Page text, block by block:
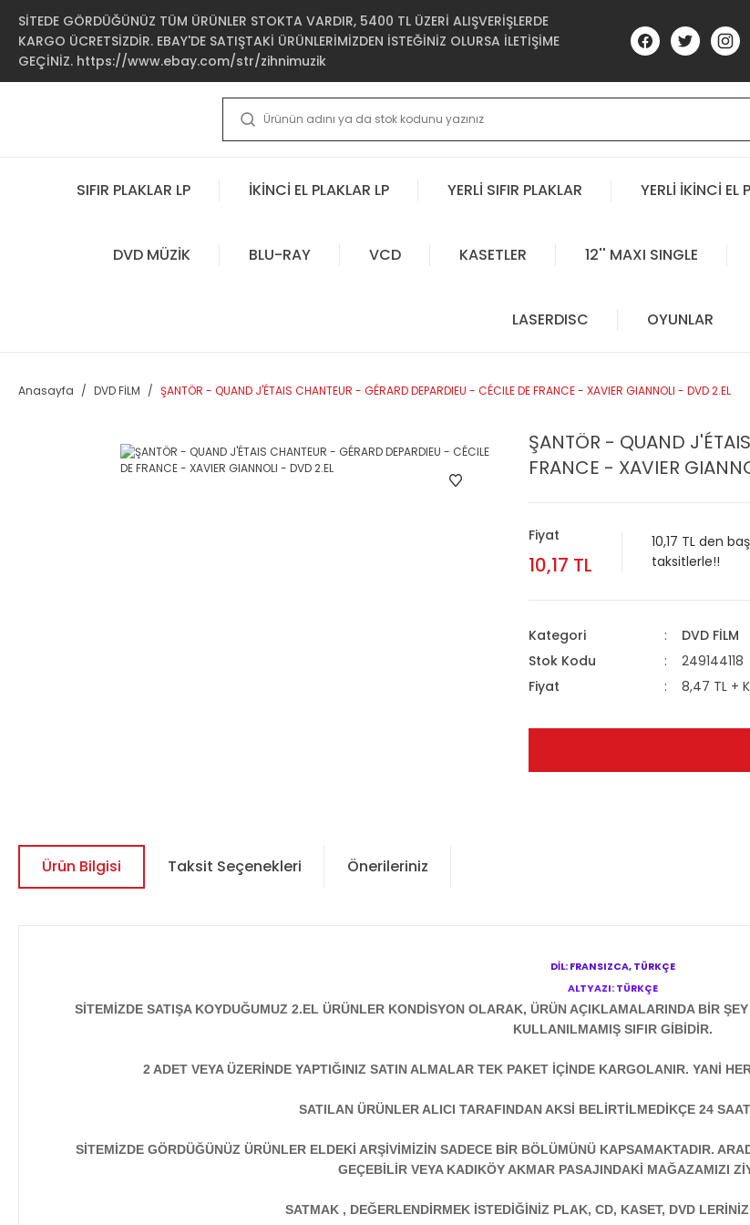
SİTEDE GÖRDÜĞÜNÜZ TÜM ÜRÜNLER STOKTA VARDIR, 5400 TL ÜZERİ ALIŞVERİŞLERDE
KARGO ÜCRETSİZDİR. EBAY'DE SATIŞTAKİ ÜRÜNLERİMİZDEN İSTEĞİNİZ OLURSA İLETİŞİME
GEÇİNİZ. https://www.ebay.com/str/zihnimuzik
SIFIR PLAKLAR LP İKİNCİ EL PLAKLAR LP YERLİ SIFIR PLAKLAR YERLİ İKİNCİ EL
DVD MÜZİK BLU-RAY VCD KASETLER 12'' MAXI SINGLE
LASERDISC OYUNLAR
Anasayfa DVD FİLM ŞANTÖR - QUAND J'ÉTAIS CHANTEUR - GÉRARD DEPARDIEU - CÉCILE DE FRANCE - XAVIER GIANNOLI - DVD 2.EL
ŞANTÖR - QUAND
FRANCE - XAVIER
Fiyat
10,17 TL
10,17 TL den
taksitlerle!!
Kategori
DVD FİLM
Stok Kodu
249144118
Fiyat
8,47 TL +
Ürün Bilgisi Taksit Seçenekleri Önerileriniz
DİL: FRANSIZCA, TÜRKÇE
ALTYAZI: TÜRKÇE
SİTEMİZDE SATIŞA KOYDUĞUMUZ 2.EL ÜRÜNLER KONDİSYON OLARAK, ÜRÜN AÇIKLAMALARINDA BİR
KULLANILMAMIŞ SIFIR GİBİDİR.
2 ADET VEYA ÜZERİNDE YAPTIĞINIZ SATIN ALMALAR TEK PAKET İÇİNDE KARGOLANIR. YANİ
SATILAN ÜRÜNLER ALICI TARAFINDAN AKSİ BELİRTİLMEDİKÇE 24
SİTEMİZDE GÖRDÜĞÜNÜZ ÜRÜNLER ELDEKİ ARŞİVİMİZİN SADECE BİR BÖLÜMÜNÜ KAPSAMAKTADIR.
GEÇEBİLİR VEYA KADIKÖY AKMAR PASAJINDAKİ MAĞAZAMIZI
SATMAK , DEĞERLENDİRMEK İSTEDİĞİNİZ PLAK, CD, KASET, DVD